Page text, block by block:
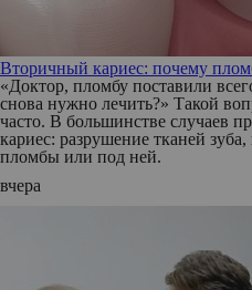
Вторичный кариес: почему
«Доктор, пломбу поставили
снова нужно лечить?» Такой
часто. В большинстве случаев
кариес: разрушение тканей
пломбы или под ней.
вчера